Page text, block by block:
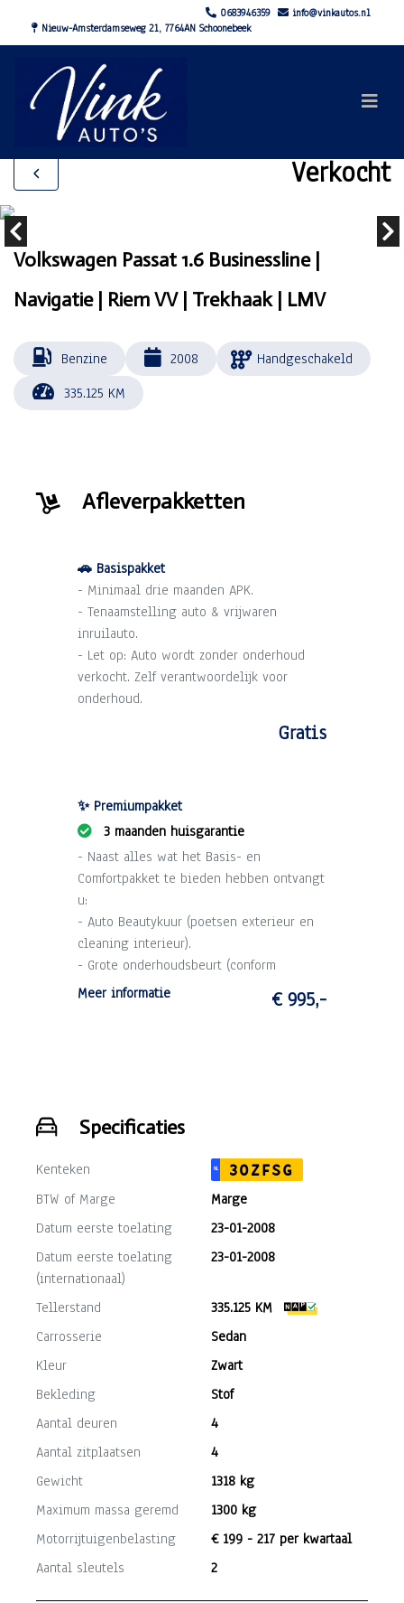
0683946359
info@vinkautos.nl
Nieuw-Amsterdamseweg 21, 7764AN Schoonebeek
Verkocht
Volkswagen Passat 1.6 Businessline |
Navigatie | Riem VV | Trekhaak | LMV
Benzine 2008
Handgeschakeld
335.125 KM
Afleverpakketten
🚗 Basispakket
- Minimaal drie maanden APK.
- Tenaamstelling auto & vrijwaren
inruilauto.
- Let op: Auto wordt zonder onderhoud
verkocht. Zelf verantwoordelijk voor
onderhoud.
Gratis
✨ Premiumpakket
3 maanden huisgarantie
- Naast alles wat het Basis- en
Comfortpakket te bieden hebben ontvangt
u:
- Auto Beautykuur (poetsen exterieur en
cleaning interieur).
- Grote onderhoudsbeurt (conform
schema).
- 3 maanden garantie op draaiende delen
Meer informatie € 995,-
Specificaties
Kenteken NL
30ZFSG
BTW of Marge
Marge
Datum eerste toelating
23-01-2008
Datum eerste toelating
(internationaal)
23-01-2008
Tellerstand
335.125 KM
Carrosserie
Sedan
Kleur
Zwart
Bekleding
Stof
Aantal deuren
4
Aantal zitplaatsen
4
Gewicht
1318 kg
Maximum massa geremd
1300 kg
Motorrijtuigenbelasting
€ 199 - 217 per kwartaal
Aantal sleutels
2